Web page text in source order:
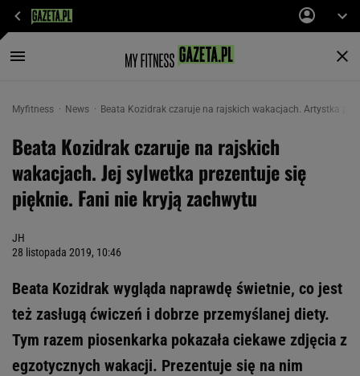
Myfitness News Beata Kozidrak czaruje na rajskich wakacjach. Artystka
Beata Kozidrak czaruje na rajskich
wakacjach. Jej sylwetka prezentuje się
pięknie. Fani nie kryją zachwytu
JH
28 listopada 2019, 10:46
Beata Kozidrak wygląda naprawdę świetnie, co jest
też zasługą ćwiczeń i dobrze przemyślanej diety.
Tym razem piosenkarka pokazała ciekawe zdjęcia z
egzotycznych wakacji. Prezentuje się na nim